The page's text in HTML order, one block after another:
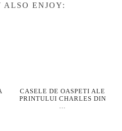
ALSO ENJOY:
CASELE DE OASPETI ALE
PRINTULUI CHARLES DIN
…